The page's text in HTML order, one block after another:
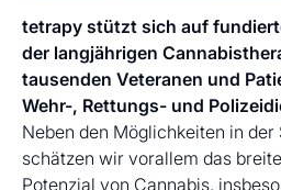
tetrapy stützt sich auf
der langjährigen
tausenden Veteranen und
Wehr-, Rettungs- und
Neben den Möglichkeiten in
schätzen wir vorallem das
Potenzial von Cannabis,